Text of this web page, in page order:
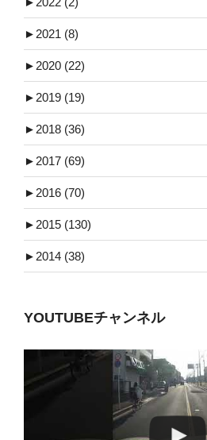
► 2021 (8)
► 2020 (22)
► 2019 (19)
► 2018 (36)
► 2017 (69)
► 2016 (70)
► 2015 (130)
► 2014 (38)
YOUTUBEチャンネル